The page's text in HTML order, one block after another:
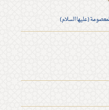
(عليها السلام)